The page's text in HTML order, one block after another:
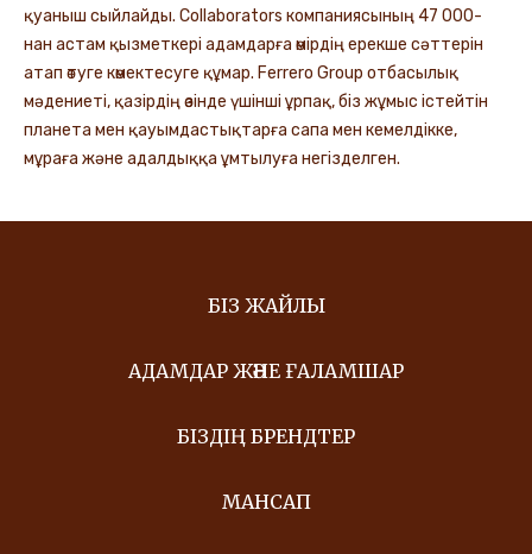
қуаныш сыйлайды. Collaborators компаниясының 47 000-
нан астам қызметкері адамдарға өмірдің ерекше сәттерін
атап өтуге көмектесуге құмар. Ferrero Group отбасылық
мәдениеті, қазірдің өзінде үшінші ұрпақ, біз жұмыс істейтін
планета мен қауымдастықтарға сапа мен кемелдікке,
мұраға және адалдыққа ұмтылуға негізделген.
БІЗ ЖАЙЛЫ
АДАМДАР ЖӘНЕ ҒАЛАМШАР
БІЗДІҢ БРЕНДТЕР
МАНСАП